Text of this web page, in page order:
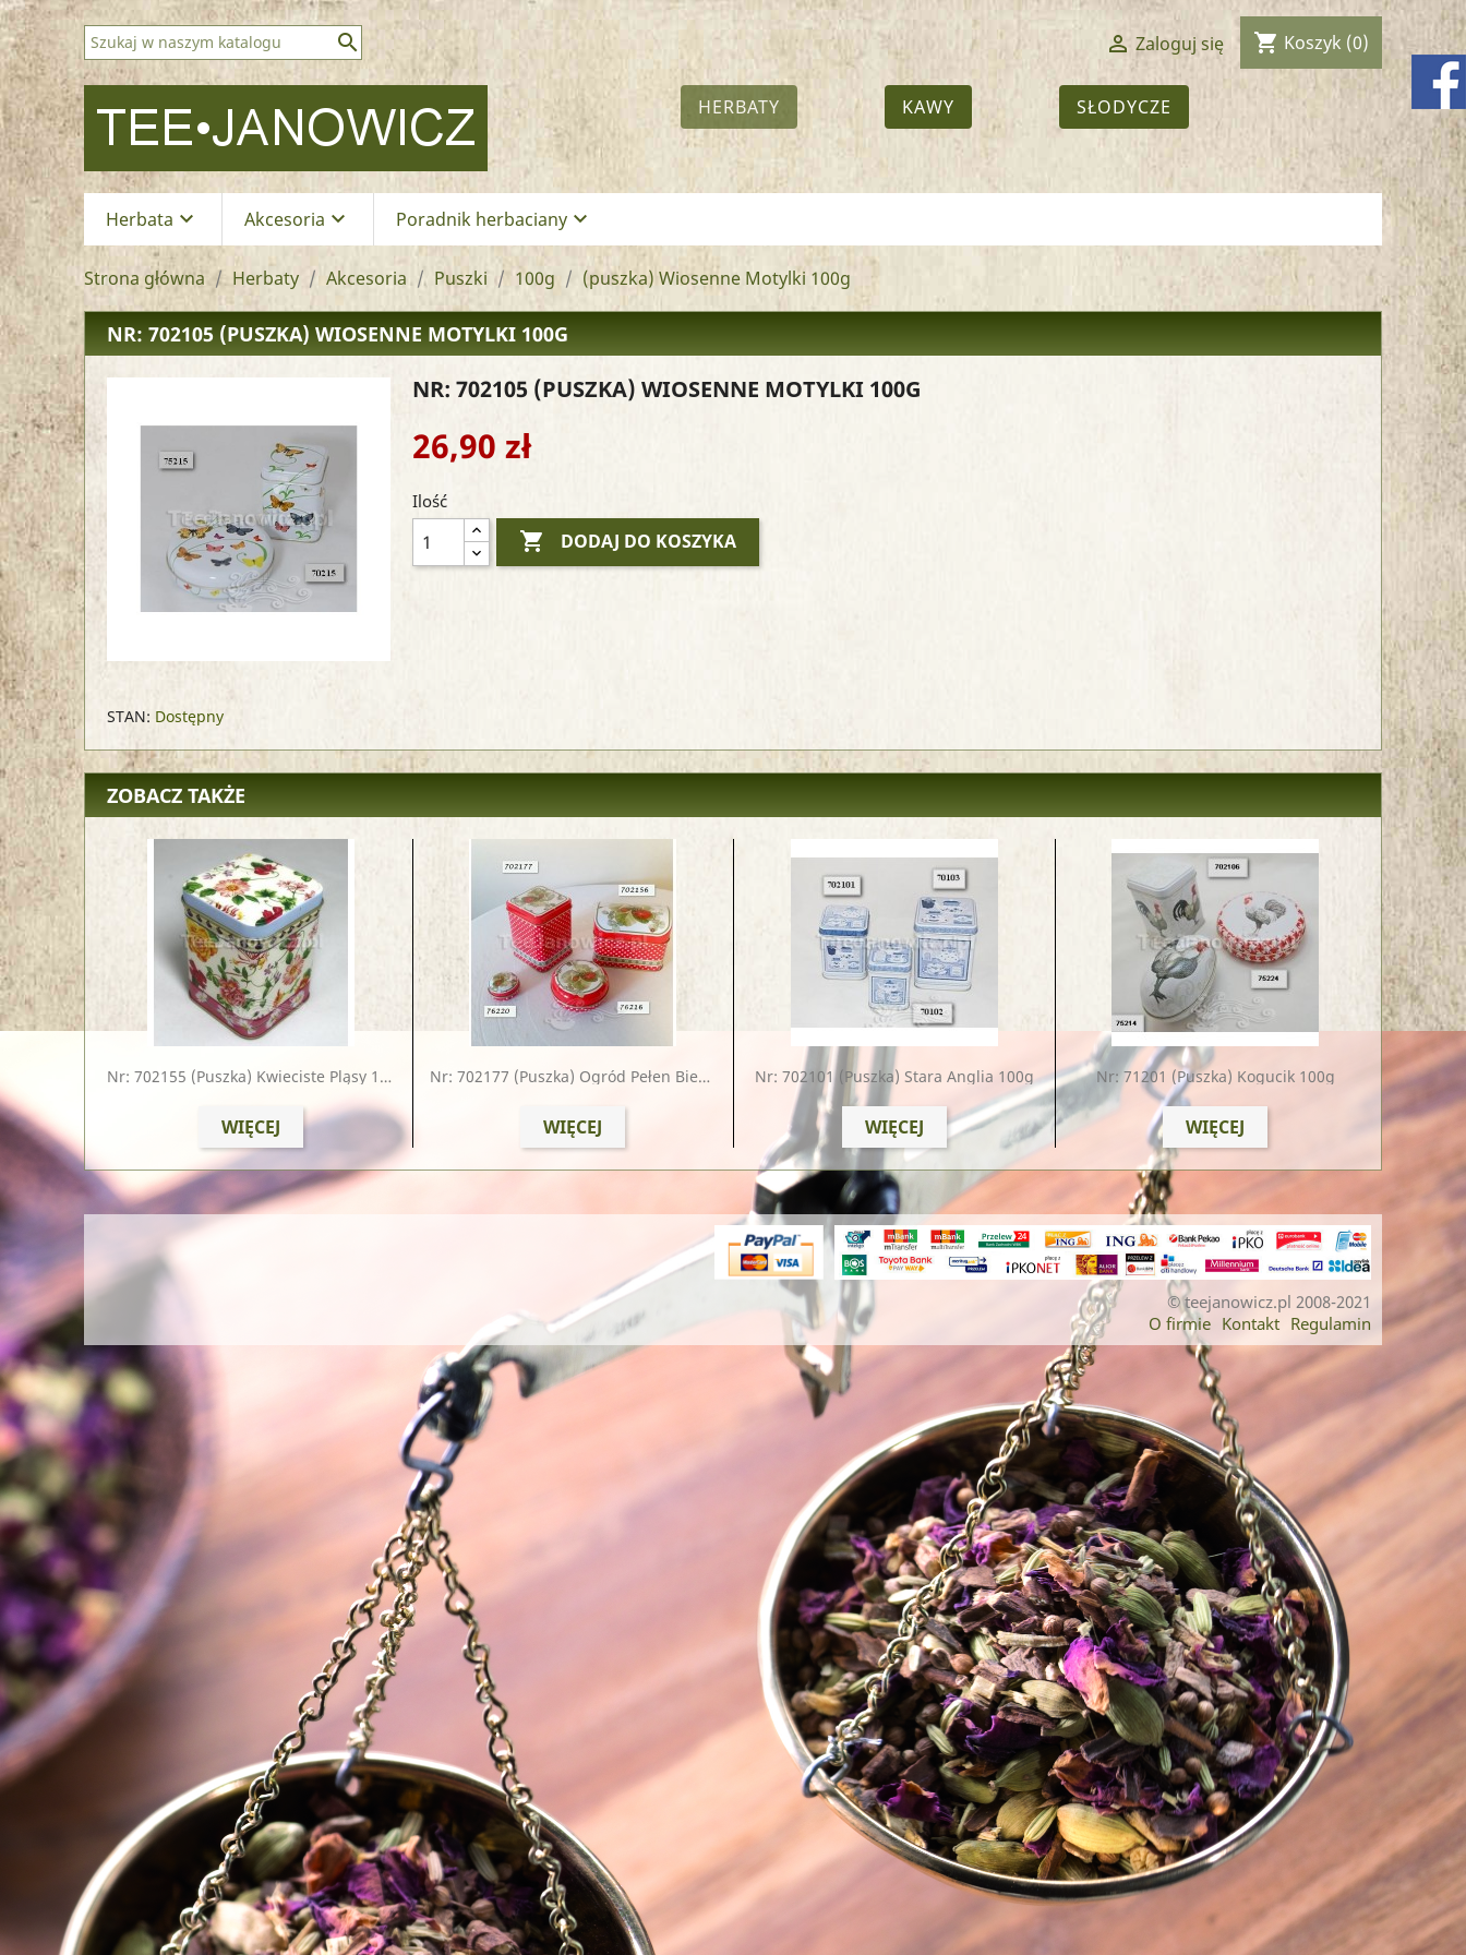
  Zaloguj się shopping_cart Koszyk (0)
HERBATY KAWY SŁODYCZE
Herbata keyboard_arrow_down Akcesoria keyboard_arrow_down Poradnik herbaciany keyboard_arrow_down
Strona główna Herbaty Akcesoria Puszki 100g (puszka) Wiosenne Motylki 100g
NR: 702105 (PUSZKA) WIOSENNE MOTYLKI 100G
STAN: Dostępny
NR: 702105 (PUSZKA) WIOSENNE MOTYLKI 100G
26,90 zł
Ilość
 DODAJ DO KOSZYKA
ZOBACZ TAKŻE
Nr: 702155 (puszka) Kwieciste Pląsy 100g
WIĘCEJ
Nr: 702177 (puszka) Ogród Pełen Biedronek 100g
WIĘCEJ
Nr: 702101 (puszka) Stara Anglia 100g
WIĘCEJ
Nr: 71201 (puszka) Kogucik 100g
WIĘCEJ
© teejanowicz.pl 2008-2021
O firmie Kontakt Regulamin